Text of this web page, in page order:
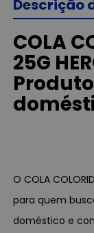
Descrição
COLA
25G
O COLA
para quem
doméstico e